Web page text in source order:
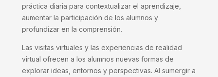
práctica diaria para contextualizar el aprendizaje,
aumentar la participación de los alumnos y
profundizar en la comprensión.
Las visitas virtuales y las experiencias de realidad
virtual ofrecen a los alumnos nuevas formas de
explorar ideas, entornos y perspectivas. Al sumergir a